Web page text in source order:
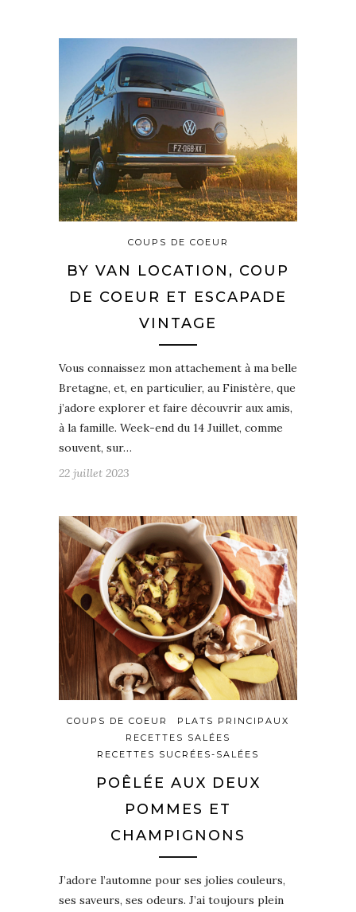
COUPS DE COEUR
BY VAN LOCATION, COUP
DE COEUR ET ESCAPADE
VINTAGE
Vous connaissez mon attachement à ma belle
Bretagne, et, en particulier, au Finistère, que
j’adore explorer et faire découvrir aux amis,
à la famille. Week-end du 14 Juillet, comme
souvent, sur…
22 juillet 2023
COUPS DE COEUR
PLATS PRINCIPAUX
RECETTES SALÉES
RECETTES SUCRÉES-SALÉES
POÊLÉE AUX DEUX
POMMES ET
CHAMPIGNONS
J’adore l’automne pour ses jolies couleurs,
ses saveurs, ses odeurs. J’ai toujours plein